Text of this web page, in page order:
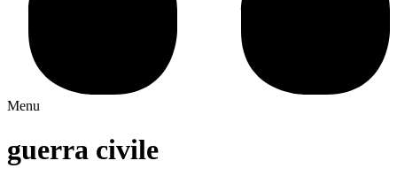
Menu
guerra civile